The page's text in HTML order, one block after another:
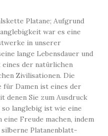
Platane; Aufgrund
war es eine
in unserer
lange Lebensdauer und
eines der natürlichen
Zivilisationen. Die
Damen ist eines der
denen Sie zum Ausdruck
langlebig ist wie eine
eine Freude machen, indem
Platanenblatt-